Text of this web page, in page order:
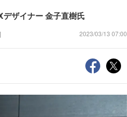
ザイナー 金子直樹氏
2023/03/13 07:00